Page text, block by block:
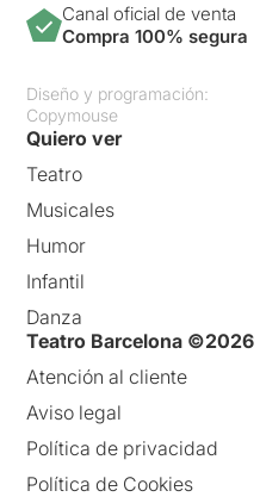
Canal oficial de venta
Compra 100% segura
Diseño y programación:
Copymouse
Quiero ver
Teatro
Musicales
Humor
Infantil
Danza
Teatro Barcelona ©2026
Atención al cliente
Aviso legal
Política de privacidad
Política de Cookies